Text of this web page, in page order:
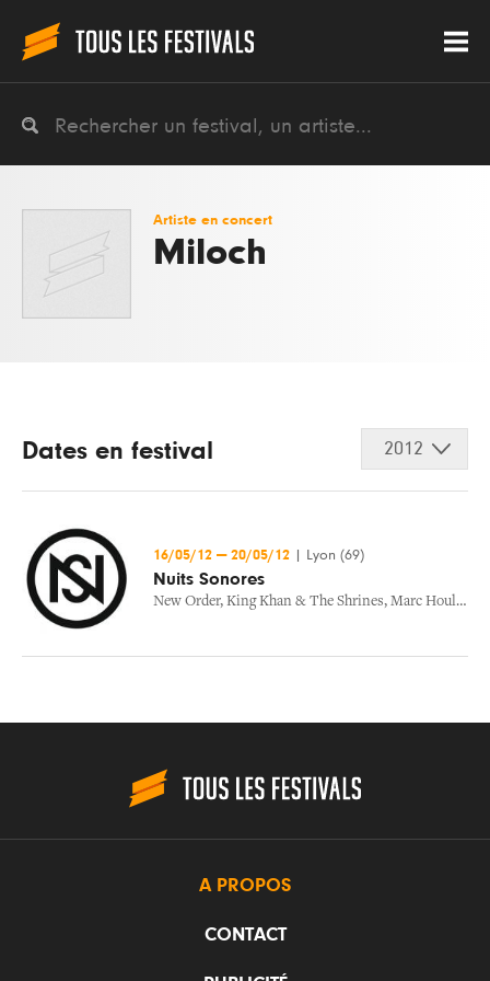
Artiste en concert
Miloch
Dates en festival 2012
16/05/12 — 20/05/12 Lyon (69)
Nuits Sonores
New Order, King Khan & The Shrines, Marc Houle ,
A PROPOS
CONTACT